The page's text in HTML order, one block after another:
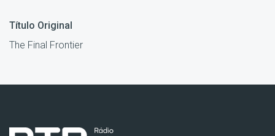
Título Original
The Final Frontier